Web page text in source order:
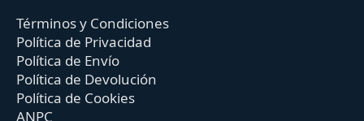
Términos y Condiciones
Política de Privacidad
Política de Envío
Política de Devolución
Política de Cookies
ANPC